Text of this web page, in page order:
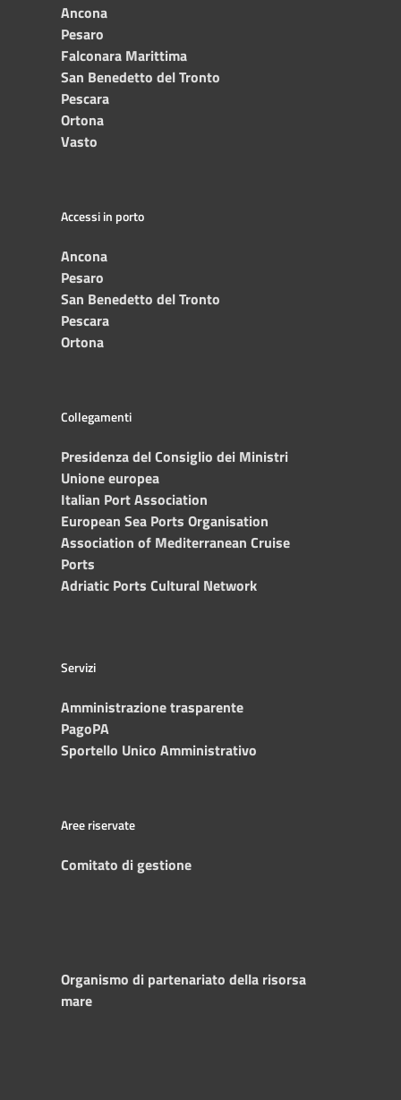
Ancona
Pesaro
Falconara Marittima
San Benedetto del Tronto
Pescara
Ortona
Vasto
Accessi in porto
Ancona
Pesaro
San Benedetto del Tronto
Pescara
Ortona
Collegamenti
Presidenza del Consiglio dei Ministri
Unione europea
Italian Port Association
European Sea Ports Organisation
Association of Mediterranean Cruise
Ports
Adriatic Ports Cultural Network
Servizi
Amministrazione trasparente
PagoPA
Sportello Unico Amministrativo
Aree riservate
Comitato di gestione
Organismo di partenariato della risorsa
mare